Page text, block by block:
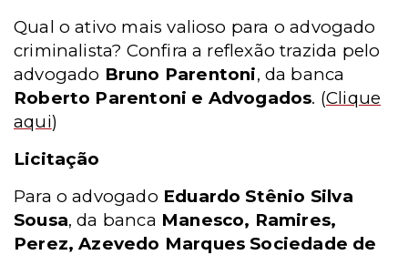
Qual o ativo mais valioso para o advogado
criminalista? Confira a reflexão trazida pelo
advogado Bruno Parentoni, da banca
Roberto Parentoni e Advogados. (Clique
aqui)
Licitação
Para o advogado Eduardo Stênio Silva
Sousa, da banca Manesco, Ramires,
Perez, Azevedo Marques Sociedade de